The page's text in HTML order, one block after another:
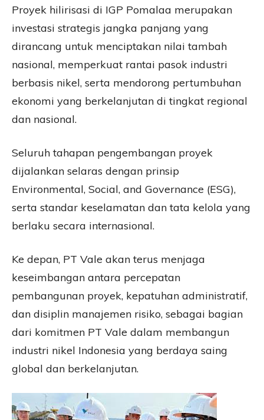
Proyek hilirisasi di IGP Pomalaa merupakan
investasi strategis jangka panjang yang
dirancang untuk menciptakan nilai tambah
nasional, memperkuat rantai pasok industri
berbasis nikel, serta mendorong pertumbuhan
ekonomi yang berkelanjutan di tingkat regional
dan nasional.
Seluruh tahapan pengembangan proyek
dijalankan selaras dengan prinsip
Environmental, Social, and Governance (ESG),
serta standar keselamatan dan tata kelola yang
berlaku secara internasional.
Ke depan, PT Vale akan terus menjaga
keseimbangan antara percepatan
pembangunan proyek, kepatuhan administratif,
dan disiplin manajemen risiko, sebagai bagian
dari komitmen PT Vale dalam membangun
industri nikel Indonesia yang berdaya saing
global dan berkelanjutan.